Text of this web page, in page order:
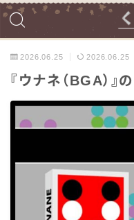
2026.06.25 2026.06.25
『ウナネ（BGA）』